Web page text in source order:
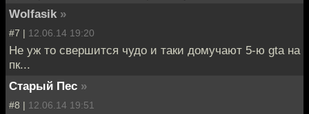
Wolfasik »
#7 | 12.06.14 19:20
Не уж то свершится чудо и таки домучают 5-ю gta на
пк...
Старый Пес »
#8 | 12.06.14 19:51